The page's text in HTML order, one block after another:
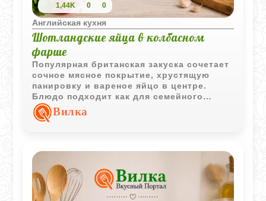
1,44K 0 0
Английская кухня
Шотландские яйца в колбасном
фарше
Популярная британская закуска сочетает
сочное мясное покрытие, хрустящую
панировку и вареное яйцо в центре.
Блюдо подходит как для семейного
обеда, так и для праздничного стола.
Вилка